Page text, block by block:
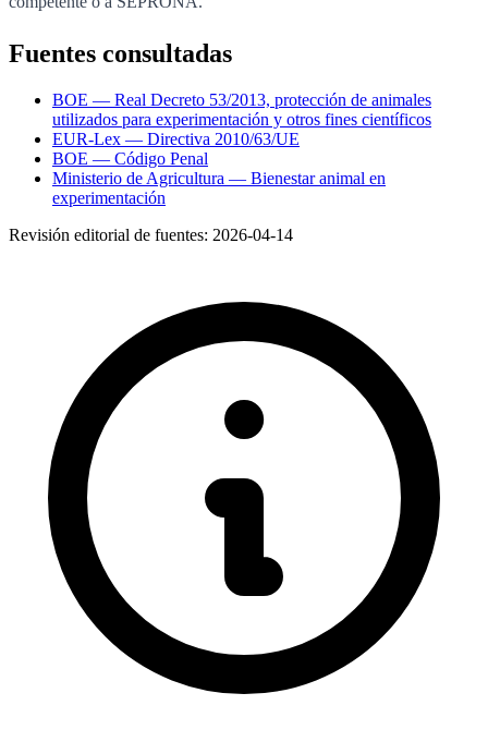
Fuentes consultadas
BOE — Real Decreto 53/2013, protección de animales
utilizados para experimentación y otros fines científicos
EUR-Lex — Directiva 2010/63/UE
BOE — Código Penal
Ministerio de Agricultura — Bienestar animal en
experimentación
Revisión editorial de fuentes: 2026-04-14